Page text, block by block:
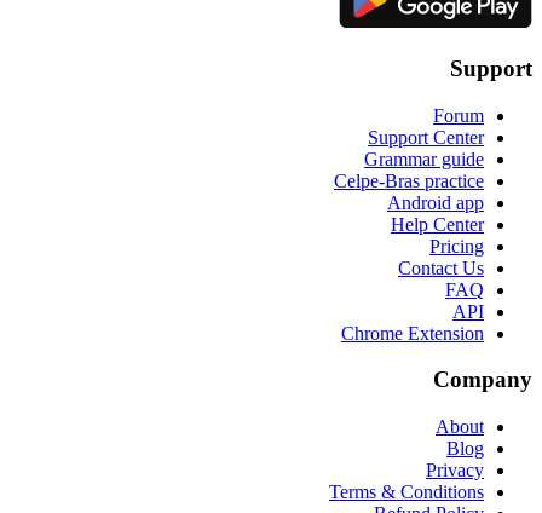
Support
Forum
Support Center
Grammar guide
Celpe-Bras practice
Android app
Help Center
Pricing
Contact Us
FAQ
API
Chrome Extension
Company
About
Blog
Privacy
Terms & Conditions